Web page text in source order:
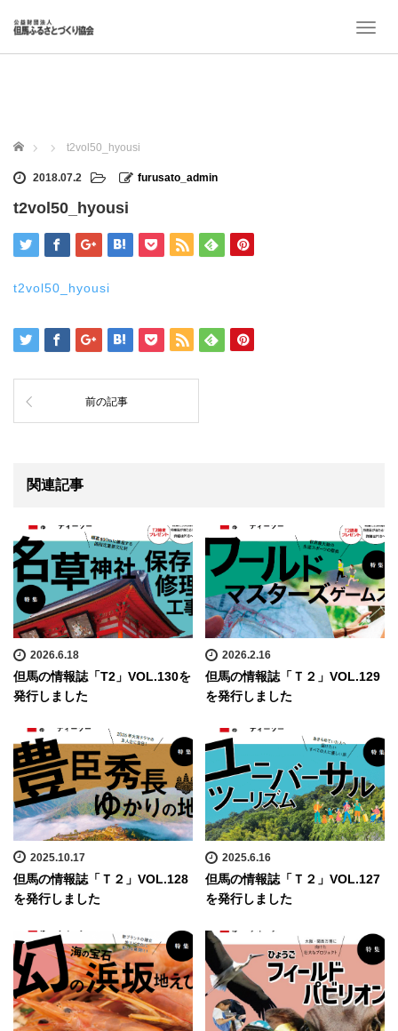
T
ホーム t2vol50_hyousi
2018.07.2 furusato_admin
t2vol50_hyousi
t2vol50_hyousi
前の記事
関連記事
2026.6.18
但馬の情報誌「T2」VOL.130を
発行しました
2026.2.16
但馬の情報誌「Ｔ２」VOL.129
を発行しました
2025.10.17
但馬の情報誌「Ｔ２」VOL.128
を発行しました
2025.6.16
但馬の情報誌「Ｔ２」VOL.127
を発行しました